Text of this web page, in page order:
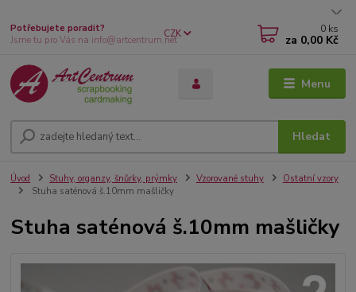
Menu
CZK
Hledat
Potřebujete poradit?
Jsme tu pro Vás na info@artcentrum.net
0 ks
za 0,00 Kč
Úvod Stuhy, organzy, šnůrky, prýmky Vzorované stuhy
Ostatní vzory
Stuha saténová š.10mm mašličky
Stuha saténová š.10mm mašličky